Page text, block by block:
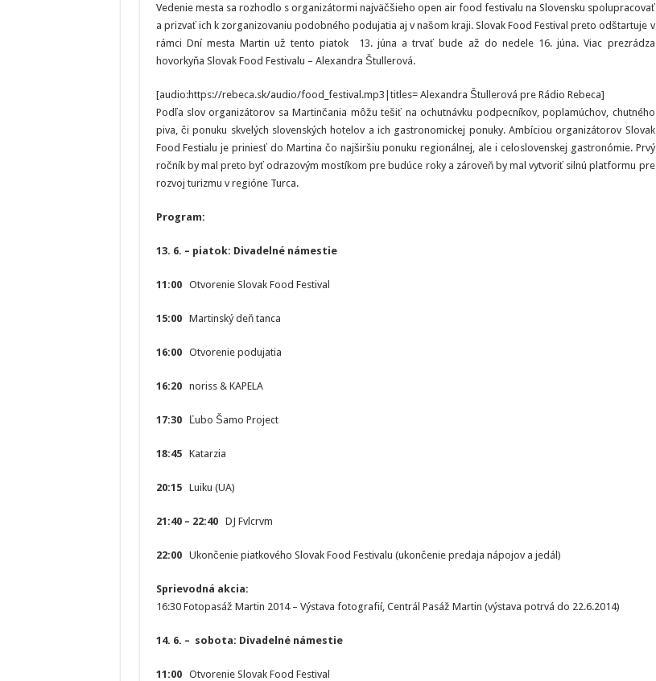
najväčší
piknik
meste
Vedenie mesta sa rozhodlo s organizátormi najväčšieho open air food festivalu na Slovensku spolupracovať
a prizvať ich k zorganizovaniu podobného podujatia aj v našom kraji. Slovak Food Festival preto odštartuje v
rámci Dní mesta Martin už tento piatok 13. júna a trvať bude až do nedele 16. júna. Viac prezrádza
hovorkyňa Slovak Food Festivalu – Alexandra Štullerová.
[audio:https://rebeca.sk/audio/food_festival.mp3|titles= Alexandra Štullerová pre Rádio Rebeca]
Podľa slov organizátorov sa Martinčania môžu tešiť na ochutnávku podpecníkov, poplamúchov, chutného
piva, či ponuku skvelých slovenských hotelov a ich gastronomickej ponuky. Ambíciou organizátorov Slovak
Food Festialu je priniesť do Martina čo najširšiu ponuku regionálnej, ale i celoslovenskej gastronómie. Prvý
ročník by mal preto byť odrazovým mostíkom pre budúce roky a zároveň by mal vytvoriť silnú platformu pre
rozvoj turizmu v regióne Turca.
Program:
13. 6. – piatok: Divadelné námestie
11:00Otvorenie Slovak Food Festival
15:00Martinský deň tanca
16:00Otvorenie podujatia
16:20noriss & KAPELA
17:30Ľubo Šamo Project
18:45Katarzia
20:15Luiku (UA)
21:40 – 22:40DJ Fvlcrvm
22:00Ukončenie piatkového Slovak Food Festivalu (ukončenie predaja nápojov a jedál)
Sprievodná akcia:
16:30 Fotopasáž Martin 2014 – Výstava fotografií, Centrál Pasáž Martin (výstava potrvá do 22.6.2014)
14. 6. – sobota: Divadelné námestie
11:00Otvorenie Slovak Food Festival